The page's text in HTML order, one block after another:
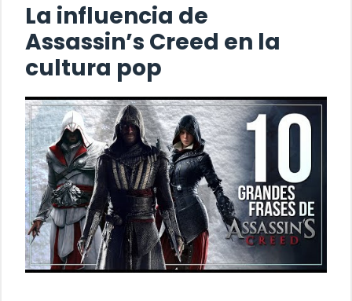
La influencia de
Assassin’s Creed en la
cultura pop